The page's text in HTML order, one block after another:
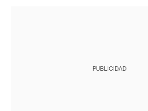
PUBLICIDAD